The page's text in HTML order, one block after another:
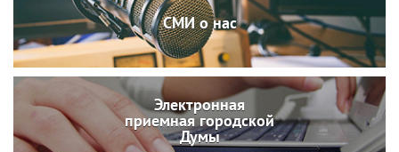
СМИ о нас
Электронная
приемная городской
Думы